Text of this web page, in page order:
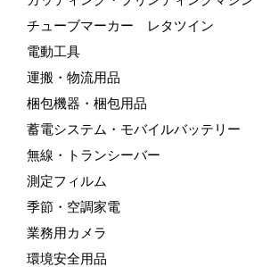
チューブマーカー レタツイン
電動工具
運搬・物流用品
梱包機器・梱包用品
蓄電システム・モバイルバッテリー
無線・トランシーバー
測定フィルム
季節・空調家電
業務用カメラ
環境安全用品